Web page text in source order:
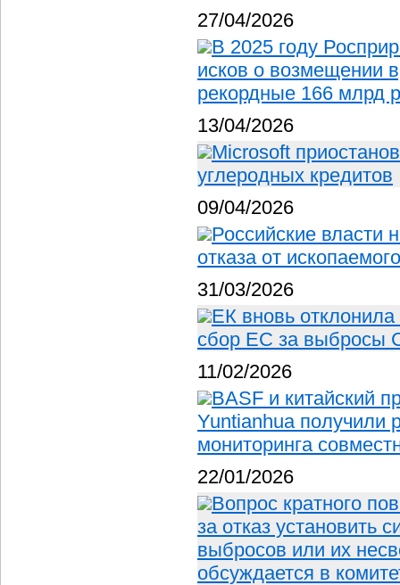
27/04/2026
В 2025 году
исков о возмещении
рекордные 166 млрд
13/04/2026
Microsoft
углеродных кредитов
09/04/2026
Российские власти
отказа от
31/03/2026
ЕК вновь
сбор ЕС за выбросы
11/02/2026
BASF и китайский
Yuntianhua получили
мониторинга
22/01/2026
Вопрос кратного
за отказ установить
выбросов или их
обсуждается в